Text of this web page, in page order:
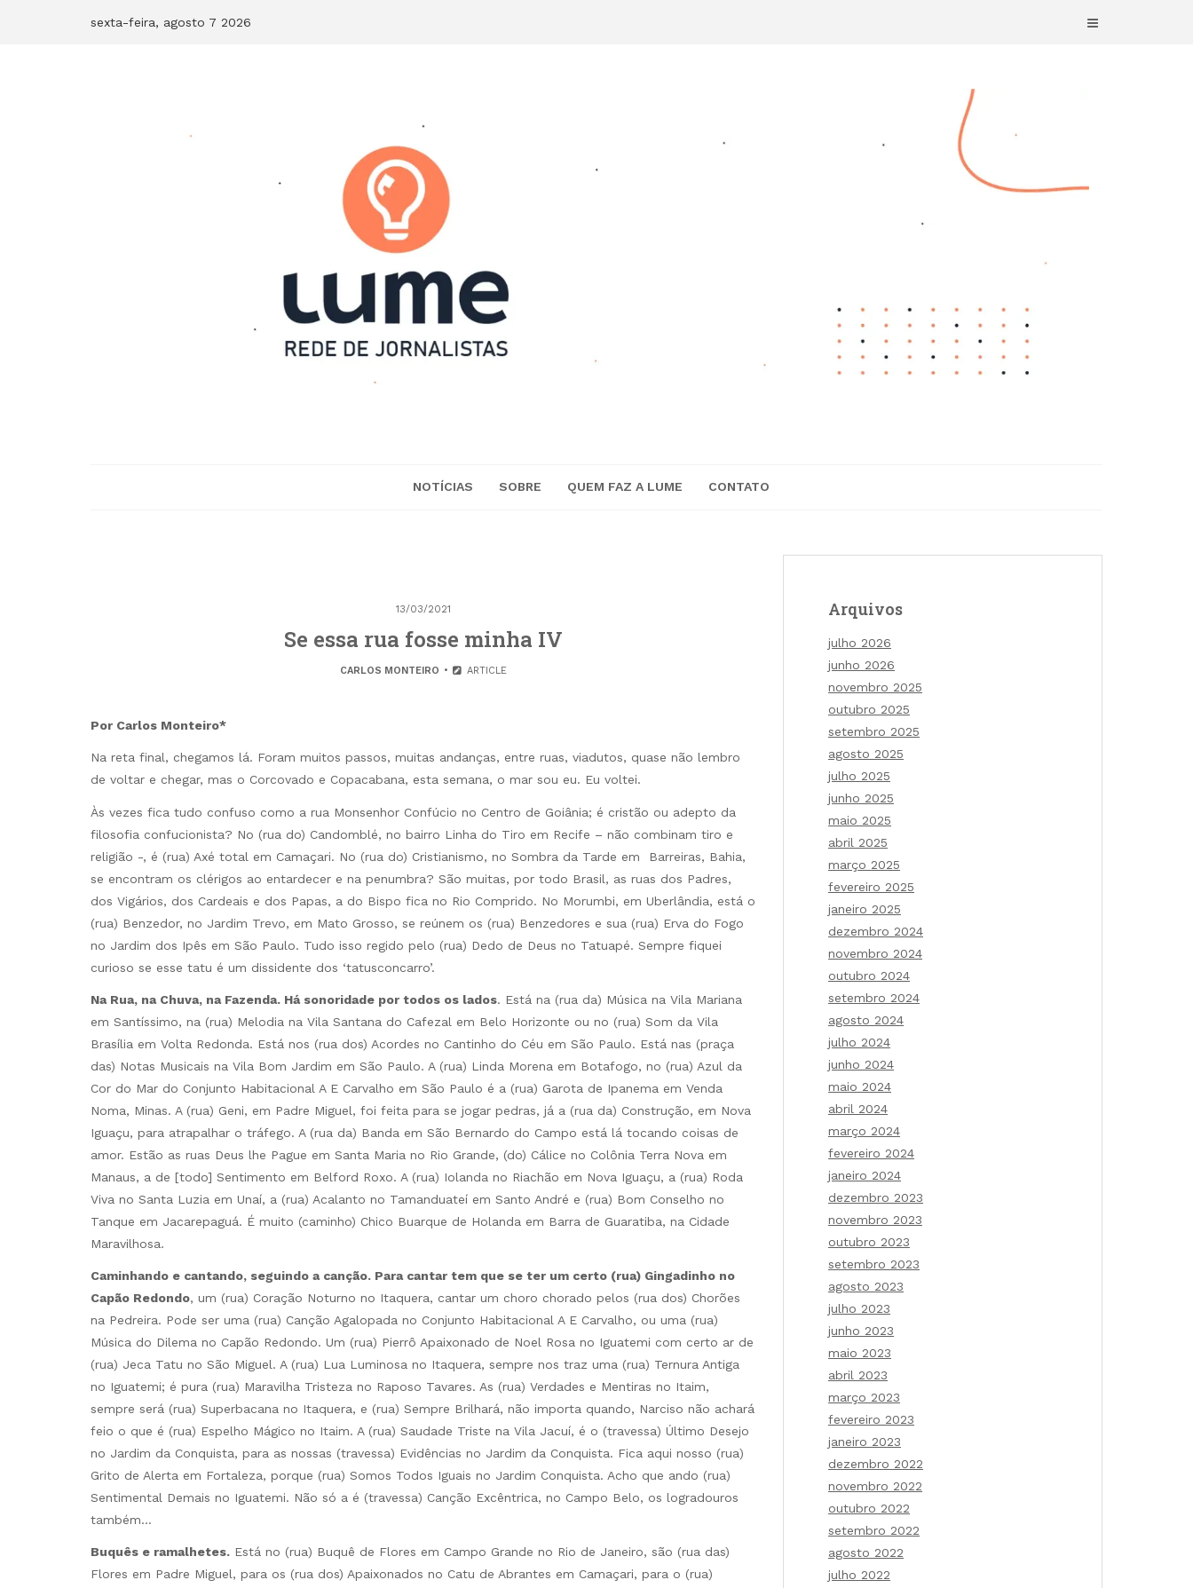
sexta-feira, agosto 7 2026
NOTÍCIAS SOBRE QUEM FAZ A LUME CONTATO
13/03/2021
Se essa rua fosse minha IV
CARLOS MONTEIRO ARTICLE
Por Carlos Monteiro*
Na reta final, chegamos lá. Foram muitos passos, muitas andanças, entre ruas, viadutos, quase não lembro
de voltar e chegar, mas o Corcovado e Copacabana, esta semana, o mar sou eu. Eu voltei.
Às vezes fica tudo confuso como a rua Monsenhor Confúcio no Centro de Goiânia; é cristão ou adepto da
filosofia confucionista? No (rua do) Candomblé, no bairro Linha do Tiro em Recife – não combinam tiro e
religião -, é (rua) Axé total em Camaçari. No (rua do) Cristianismo, no Sombra da Tarde em Barreiras, Bahia,
se encontram os clérigos ao entardecer e na penumbra? São muitas, por todo Brasil, as ruas dos Padres,
dos Vigários, dos Cardeais e dos Papas, a do Bispo fica no Rio Comprido. No Morumbi, em Uberlândia, está o
(rua) Benzedor, no Jardim Trevo, em Mato Grosso, se reúnem os (rua) Benzedores e sua (rua) Erva do Fogo
no Jardim dos Ipês em São Paulo. Tudo isso regido pelo (rua) Dedo de Deus no Tatuapé. Sempre fiquei
curioso se esse tatu é um dissidente dos ‘tatusconcarro’.
Na Rua, na Chuva, na Fazenda. Há sonoridade por todos os lados. Está na (rua da) Música na Vila Mariana
em Santíssimo, na (rua) Melodia na Vila Santana do Cafezal em Belo Horizonte ou no (rua) Som da Vila
Brasília em Volta Redonda. Está nos (rua dos) Acordes no Cantinho do Céu em São Paulo. Está nas (praça
das) Notas Musicais na Vila Bom Jardim em São Paulo. A (rua) Linda Morena em Botafogo, no (rua) Azul da
Cor do Mar do Conjunto Habitacional A E Carvalho em São Paulo é a (rua) Garota de Ipanema em Venda
Noma, Minas. A (rua) Geni, em Padre Miguel, foi feita para se jogar pedras, já a (rua da) Construção, em Nova
Iguaçu, para atrapalhar o tráfego. A (rua da) Banda em São Bernardo do Campo está lá tocando coisas de
amor. Estão as ruas Deus lhe Pague em Santa Maria no Rio Grande, (do) Cálice no Colônia Terra Nova em
Manaus, a de [todo] Sentimento em Belford Roxo. A (rua) Iolanda no Riachão em Nova Iguaçu, a (rua) Roda
Viva no Santa Luzia em Unaí, a (rua) Acalanto no Tamanduateí em Santo André e (rua) Bom Conselho no
Tanque em Jacarepaguá. É muito (caminho) Chico Buarque de Holanda em Barra de Guaratiba, na Cidade
Maravilhosa.
Caminhando e cantando, seguindo a canção. Para cantar tem que se ter um certo (rua) Gingadinho no
Capão Redondo, um (rua) Coração Noturno no Itaquera, cantar um choro chorado pelos (rua dos) Chorões
na Pedreira. Pode ser uma (rua) Canção Agalopada no Conjunto Habitacional A E Carvalho, ou uma (rua)
Música do Dilema no Capão Redondo. Um (rua) Pierrô Apaixonado de Noel Rosa no Iguatemi com certo ar de
(rua) Jeca Tatu no São Miguel. A (rua) Lua Luminosa no Itaquera, sempre nos traz uma (rua) Ternura Antiga
no Iguatemi; é pura (rua) Maravilha Tristeza no Raposo Tavares. As (rua) Verdades e Mentiras no Itaim,
sempre será (rua) Superbacana no Itaquera, e (rua) Sempre Brilhará, não importa quando, Narciso não achará
feio o que é (rua) Espelho Mágico no Itaim. A (rua) Saudade Triste na Vila Jacuí, é o (travessa) Último Desejo
no Jardim da Conquista, para as nossas (travessa) Evidências no Jardim da Conquista. Fica aqui nosso (rua)
Grito de Alerta em Fortaleza, porque (rua) Somos Todos Iguais no Jardim Conquista. Acho que ando (rua)
Sentimental Demais no Iguatemi. Não só a é (travessa) Canção Excêntrica, no Campo Belo, os logradouros
também…
Buquês e ramalhetes. Está no (rua) Buquê de Flores em Campo Grande no Rio de Janeiro, são (rua das)
Flores em Padre Miguel, para os (rua dos) Apaixonados no Catu de Abrantes em Camaçari, para o (rua)
Arquivos
julho 2026
junho 2026
novembro 2025
outubro 2025
setembro 2025
agosto 2025
julho 2025
junho 2025
maio 2025
abril 2025
março 2025
fevereiro 2025
janeiro 2025
dezembro 2024
novembro 2024
outubro 2024
setembro 2024
agosto 2024
julho 2024
junho 2024
maio 2024
abril 2024
março 2024
fevereiro 2024
janeiro 2024
dezembro 2023
novembro 2023
outubro 2023
setembro 2023
agosto 2023
julho 2023
junho 2023
maio 2023
abril 2023
março 2023
fevereiro 2023
janeiro 2023
dezembro 2022
novembro 2022
outubro 2022
setembro 2022
agosto 2022
julho 2022